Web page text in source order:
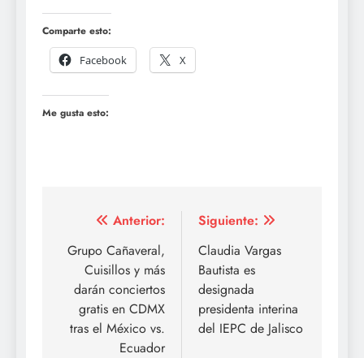
Comparte esto:
Facebook
X
Me gusta esto:
Navegación
de
entradas
Anterior:
Grupo Cañaveral,
Cuisillos y más
darán conciertos
gratis en CDMX
tras el México vs.
Ecuador
Siguiente:
Claudia Vargas
Bautista es
designada
presidenta interina
del IEPC de Jalisco